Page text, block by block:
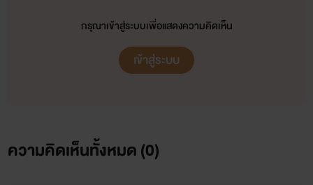
กรุณาเข้าสู่ระบบเพื่อแสดงความคิดเห็น
เข้าสู่ระบบ
ความคิดเห็นทั้งหมด (0)